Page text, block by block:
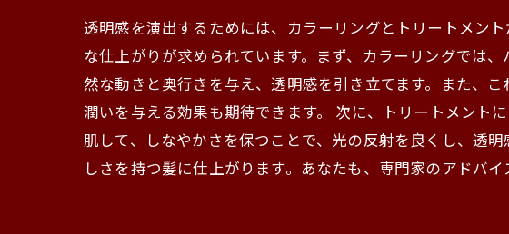
透明感を演出するためには、カラーリングとトリートメン
な仕上がりが求められています。まず、カラーリングでは
然な動きと奥行きを与え、透明感を引き立てます。また、
潤いを与える効果も期待できます。 次に、トリートメント
肌して、しなやかさを保つことで、光の反射を良くし、透
しさを持つ髪に仕上がります。あなたも、専門家のアドバ